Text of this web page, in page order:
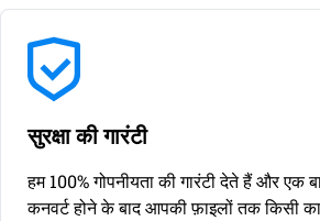
सुरक्षा की गारंटी
हम 100% गोपनीयता की गारंटी देते हैं और एक
कनवर्ट होने के बाद आपकी फ़ाइलों तक किसी का